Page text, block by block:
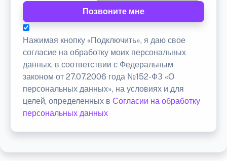
Позвоните мне
Нажимая кнопку «Подключить», я даю свое
согласие на обработку моих персональных
данных, в соответствии с Федеральным
законом от 27.07.2006 года №152-ФЗ «О
персональных данных», на условиях и для
целей, определенных в Согласии на обработку
персональных данных